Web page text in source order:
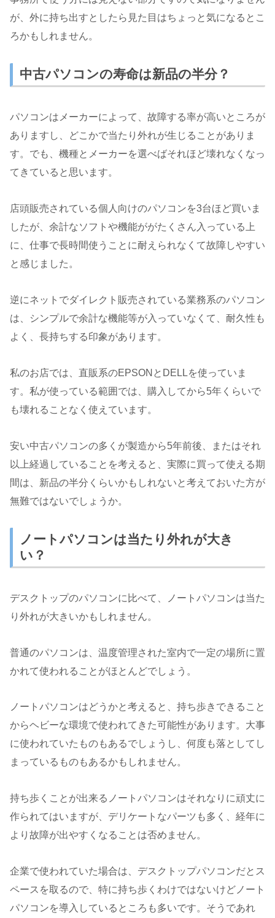
が、外に持ち出すとしたら見た目はちょっと気になるとこ
ろかもしれません。
中古パソコンの寿命は新品の半分？
パソコンはメーカーによって、故障する率が高いところが
ありますし、どこかで当たり外れが生じることがありま
す。でも、機種とメーカーを選べばそれほど壊れなくなっ
てきていると思います。
店頭販売されている個人向けのパソコンを3台ほど買いま
したが、余計なソフトや機能ががたくさん入っている上
に、仕事で長時間使うことに耐えられなくて故障しやすい
と感じました。
逆にネットでダイレクト販売されている業務系のパソコン
は、シンプルで余計な機能等が入っていなくて、耐久性も
よく、長持ちする印象があります。
私のお店では、直販系のEPSONとDELLを使っていま
す。私が使っている範囲では、購入してから5年くらいで
も壊れることなく使えています。
安い中古パソコンの多くが製造から5年前後、またはそれ
以上経過していることを考えると、実際に買って使える期
間は、新品の半分くらいかもしれないと考えておいた方が
無難ではないでしょうか。
ノートパソコンは当たり外れが大き
い？
デスクトップのパソコンに比べて、ノートパソコンは当た
り外れが大きいかもしれません。
普通のパソコンは、温度管理された室内で一定の場所に置
かれて使われることがほとんどでしょう。
ノートパソコンはどうかと考えると、持ち歩きできること
からヘビーな環境で使われてきた可能性があります。大事
に使われていたものもあるでしょうし、何度も落としてし
まっているものもあるかもしれません。
持ち歩くことが出来るノートパソコンはそれなりに頑丈に
作られてはいますが、デリケートなパーツも多く、経年に
より故障が出やすくなることは否めません。
企業で使われていた場合は、デスクトップパソコンだとス
ペースを取るので、特に持ち歩くわけではないけどノート
パソコンを導入しているところも多いです。そうであれ